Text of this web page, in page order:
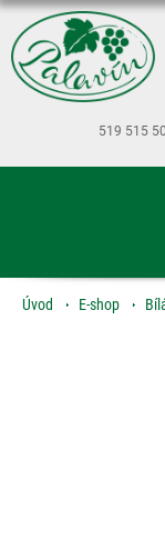
519 515
Úvod E-shop